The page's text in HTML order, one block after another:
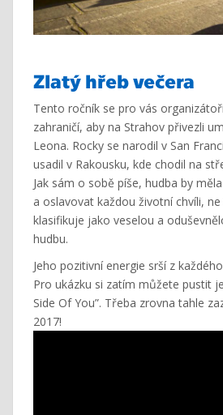
Zlatý hřeb večera
Tento ročník se pro vás
zahraničí, aby na Strahov přivezli
Leona. Rocky se narodil v San
usadil v Rakousku, kde chodil na
Jak sám o sobě píše, hudba by
a oslavovat každou životní chvíli,
klasifikuje jako veselou a
hudbu.
Jeho pozitivní energie srší z
Pro ukázku si zatím můžete pustit
Side Of You”. Třeba zrovna tahle
2017!